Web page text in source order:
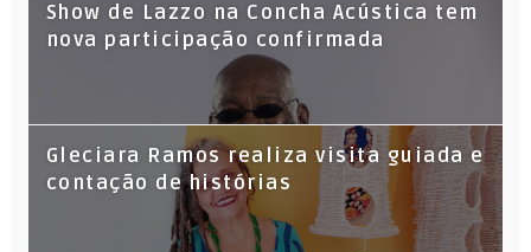
Show de Lazzo na Concha Acústica tem
nova participação confirmada
Gleciara Ramos realiza visita guiada e
contação de histórias